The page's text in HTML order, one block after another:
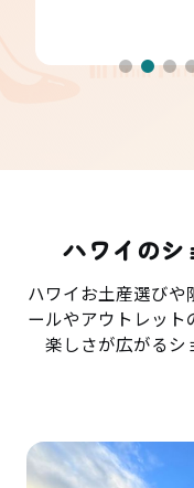
ハワイの
ハワイお土産選びや
ールやアウトレット
楽しさが広がるシ